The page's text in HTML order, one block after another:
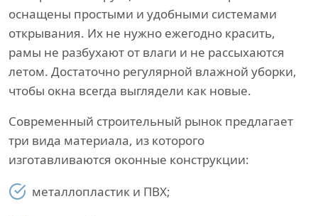
оснащены простыми и удобными системами
открывания. Их не нужно ежегодно красить,
рамы не разбухают от влаги и не рассыхаются
летом. Достаточно регулярной влажной уборки,
чтобы окна всегда выглядели как новые.
Современный строительный рынок предлагает
три вида материала, из которого
изготавливаются оконные конструкции:
металлопластик и ПВХ;